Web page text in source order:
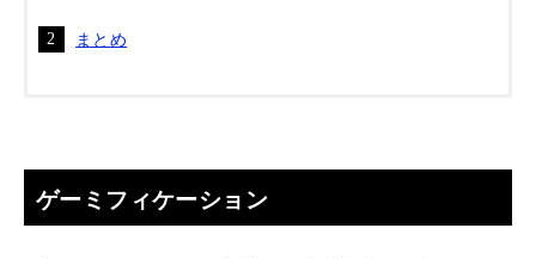
まとめ
ゲーミフィケーション